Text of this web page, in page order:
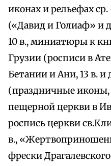
иконах и рельефах
(«Давид и Голиаф» и
10 в., миниатюры к
Грузии (росписи в
Бетании и Ани, 13 в. и
(праздничные иконы,
пещерной церкви в
роспись церкви
в.,
фрески